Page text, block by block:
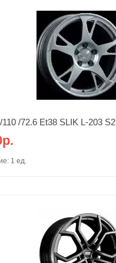
/72.6 Et38 SLIK L-203 S2
1 ед.